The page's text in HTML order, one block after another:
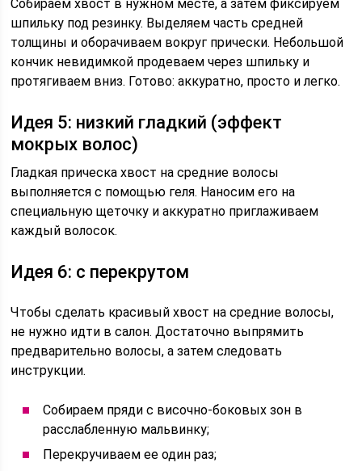
Собираем хвост в нужном месте, а затем фиксируем
шпильку под резинку. Выделяем часть средней
толщины и оборачиваем вокруг прически. Небольшой
кончик невидимкой продеваем через шпильку и
протягиваем вниз. Готово: аккуратно, просто и легко.
Идея 5: низкий гладкий (эффект
мокрых волос)
Гладкая прическа хвост на средние волосы
выполняется с помощью геля. Наносим его на
специальную щеточку и аккуратно приглаживаем
каждый волосок.
Идея 6: с перекрутом
Чтобы сделать красивый хвост на средние волосы,
не нужно идти в салон. Достаточно выпрямить
предварительно волосы, а затем следовать
инструкции.
Собираем пряди с височно-боковых зон в
расслабленную мальвинку;
Перекручиваем ее один раз;